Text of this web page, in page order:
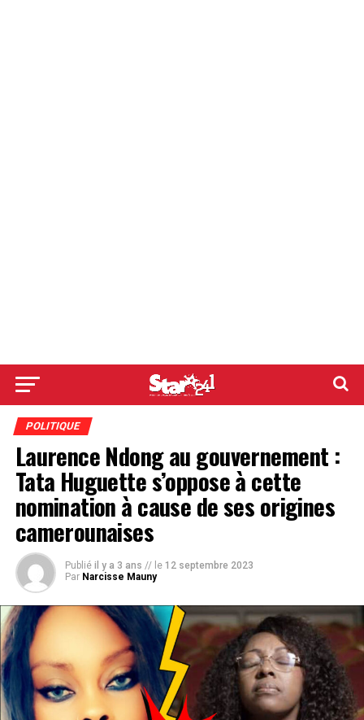
POLITIQUE
Laurence Ndong au gouvernement :
Tata Huguette s’oppose à cette
nomination à cause de ses origines
camerounaises
Publié il y a 3 ans // le 12 septembre 2023
Par Narcisse Mauny